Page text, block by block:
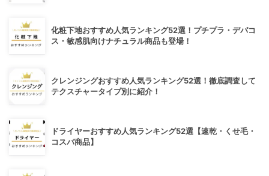
化粧下地おすすめ人気ランキング52選！プチプラ・デパコ
ス・敏感肌向けナチュラル商品も登場！
クレンジングおすすめ人気ランキング52選！徹底調査して
テクスチャータイプ別に紹介！
ドライヤーおすすめ人気ランキング52選【速乾・くせ毛・
コスパ商品】